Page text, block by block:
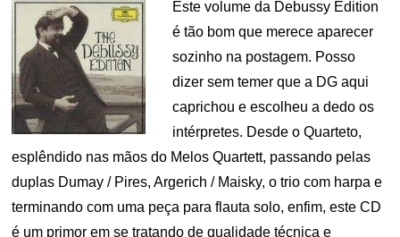
Este volume da Debussy Edition
é tão bom que merece aparecer
sozinho na postagem. Posso
dizer sem temer que a DG aqui
caprichou e escolheu a dedo os
intérpretes. Desde o Quarteto,
esplêndido nas mãos do Melos Quartett, passando pelas
duplas Dumay / Pires, Argerich / Maisky, o trio com harpa e
terminando com uma peça para flauta solo, enfim, este CD
é um primor em se tratando de qualidade técnica e